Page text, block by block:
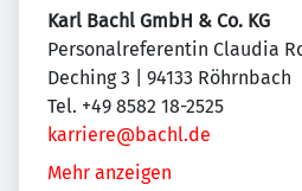
Karl Bachl GmbH & Co. KG
Personalreferentin Claudia
Deching 3 | 94133 Röhrnbach
Tel. +49 8582 18-2525
karriere@bachl.de
Mehr anzeigen